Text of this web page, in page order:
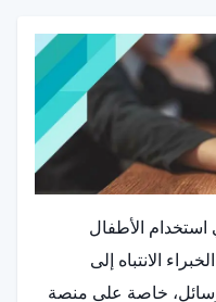
الأطفال
الانتباه إلى
خاصة على منصة